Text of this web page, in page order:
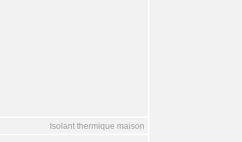
Isolant thermique maison